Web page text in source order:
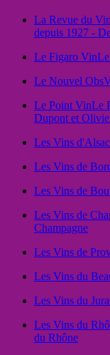
La Revue du
depuis 1927 -
Le Figaro Vin
Le Nouvel Obs
Le Point VinLe
Dupont et
Les Vins
Les Vins de
Les Vins de
Les Vins de
Champagne
Les Vins de
Les Vins du
Les Vins du Jura
Les Vins du
du Rhône